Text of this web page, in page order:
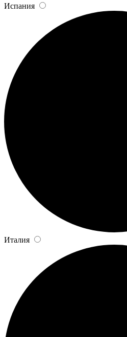
Испания
Италия